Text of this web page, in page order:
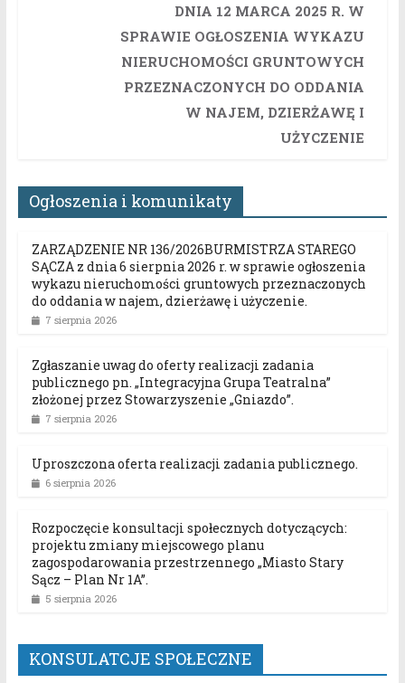
DNIA 12 MARCA 2025 R. W
SPRAWIE OGŁOSZENIA WYKAZU
NIERUCHOMOŚCI GRUNTOWYCH
PRZEZNACZONYCH DO ODDANIA
W NAJEM, DZIERŻAWĘ I
UŻYCZENIE
Ogłoszenia i komunikaty
ZARZĄDZENIE NR 136/2026BURMISTRZA STAREGO
SĄCZA z dnia 6 sierpnia 2026 r. w sprawie ogłoszenia
wykazu nieruchomości gruntowych przeznaczonych
do oddania w najem, dzierżawę i użyczenie.
7 sierpnia 2026
Zgłaszanie uwag do oferty realizacji zadania
publicznego pn. „Integracyjna Grupa Teatralna”
złożonej przez Stowarzyszenie „Gniazdo”.
7 sierpnia 2026
Uproszczona oferta realizacji zadania publicznego.
6 sierpnia 2026
Rozpoczęcie konsultacji społecznych dotyczących:
projektu zmiany miejscowego planu
zagospodarowania przestrzennego „Miasto Stary
Sącz – Plan Nr 1A”.
5 sierpnia 2026
KONSULATCJE SPOŁECZNE